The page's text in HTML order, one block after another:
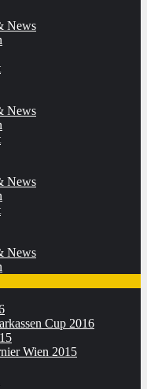
News
News
News
News
Cup 2016
Wien 2015